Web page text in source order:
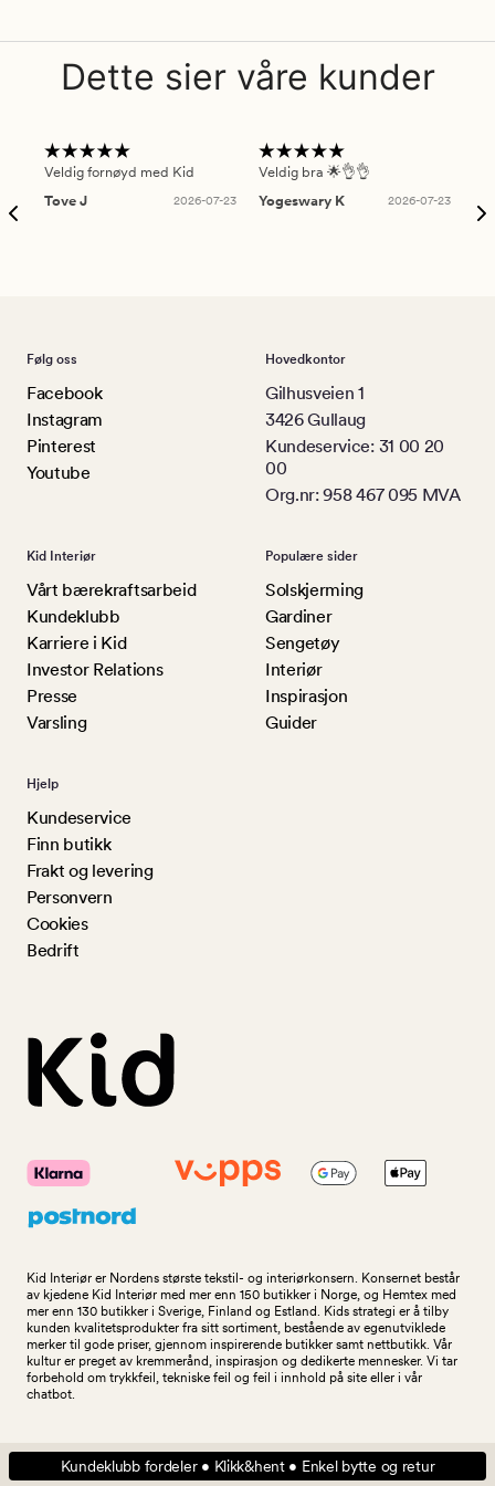
Dette sier våre kunder
Veldig fornøyd med Kid
Tove J
2026-07-23
Veldig bra 🌟👌👌
Yogeswary K
2026-07-23
Følg oss
Facebook
Instagram
Pinterest
Youtube
Hovedkontor
Gilhusveien 1
3426 Gullaug
Kundeservice: 31 00 20
00
Org.nr: 958 467 095 MVA
Kid Interiør
Vårt bærekraftsarbeid
Kundeklubb
Karriere i Kid
Investor Relations
Presse
Varsling
Populære sider
Solskjerming
Gardiner
Sengetøy
Interiør
Inspirasjon
Guider
Hjelp
Kundeservice
Finn butikk
Frakt og levering
Personvern
Cookies
Bedrift
Kid Interiør er Nordens største tekstil- og interiørkonsern. Konsernet består
av kjedene Kid Interiør med mer enn 150 butikker i Norge, og Hemtex med
mer enn 130 butikker i Sverige, Finland og Estland. Kids strategi er å tilby
kunden kvalitetsprodukter fra sitt sortiment, bestående av egenutviklede
merker til gode priser, gjennom inspirerende butikker samt nettbutikk. Vår
kultur er preget av kremmerånd, inspirasjon og dedikerte mennesker. Vi tar
forbehold om trykkfeil, tekniske feil og feil i innhold på site eller i vår
chatbot.
Kundeklubb fordeler • Klikk&hent • Enkel bytte og retur